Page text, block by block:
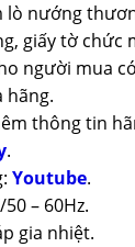
lò nướng
giấy tờ chức
người mua
hãng.
thông tin
.
Youtube.
– 60Hz.
gia nhiệt.